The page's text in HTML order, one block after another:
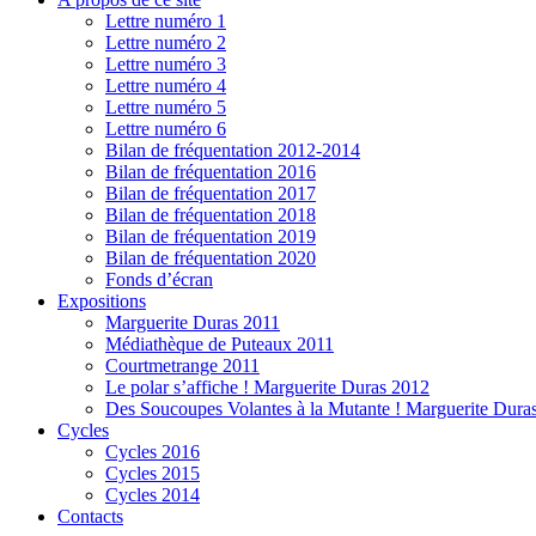
Lettre numéro 1
Lettre numéro 2
Lettre numéro 3
Lettre numéro 4
Lettre numéro 5
Lettre numéro 6
Bilan de fréquentation 2012-2014
Bilan de fréquentation 2016
Bilan de fréquentation 2017
Bilan de fréquentation 2018
Bilan de fréquentation 2019
Bilan de fréquentation 2020
Fonds d’écran
Expositions
Marguerite Duras 2011
Médiathèque de Puteaux 2011
Courtmetrange 2011
Le polar s’affiche ! Marguerite Duras 2012
Des Soucoupes Volantes à la Mutante ! Marguerite
Cycles
Cycles 2016
Cycles 2015
Cycles 2014
Contacts